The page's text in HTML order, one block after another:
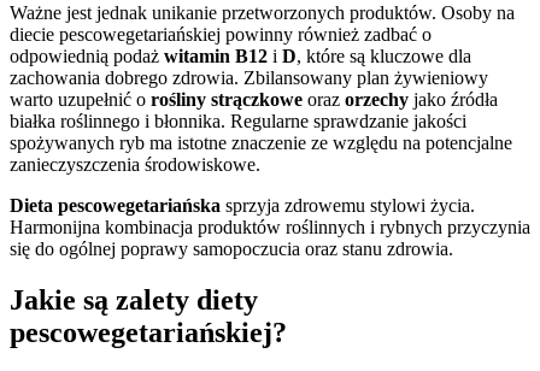
Ważne jest jednak unikanie przetworzonych produktów. Osoby na
diecie pescowegetariańskiej powinny również zadbać o
odpowiednią podaż witamin B12 i D, które są kluczowe dla
zachowania dobrego zdrowia. Zbilansowany plan żywieniowy
warto uzupełnić o rośliny strączkowe oraz orzechy jako źródła
białka roślinnego i błonnika. Regularne sprawdzanie jakości
spożywanych ryb ma istotne znaczenie ze względu na potencjalne
zanieczyszczenia środowiskowe.
Dieta pescowegetariańska sprzyja zdrowemu stylowi życia.
Harmonijna kombinacja produktów roślinnych i rybnych przyczynia
się do ogólnej poprawy samopoczucia oraz stanu zdrowia.
Jakie są zalety diety
pescowegetariańskiej?